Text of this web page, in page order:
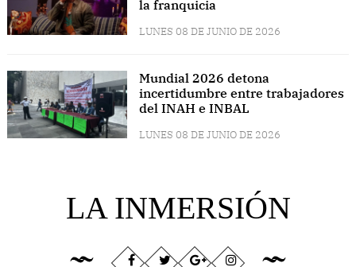
la franquicia
LUNES 08 DE JUNIO DE 2026
Mundial 2026 detona
incertidumbre entre trabajadores
del INAH e INBAL
LUNES 08 DE JUNIO DE 2026
LA INMERSIÓN